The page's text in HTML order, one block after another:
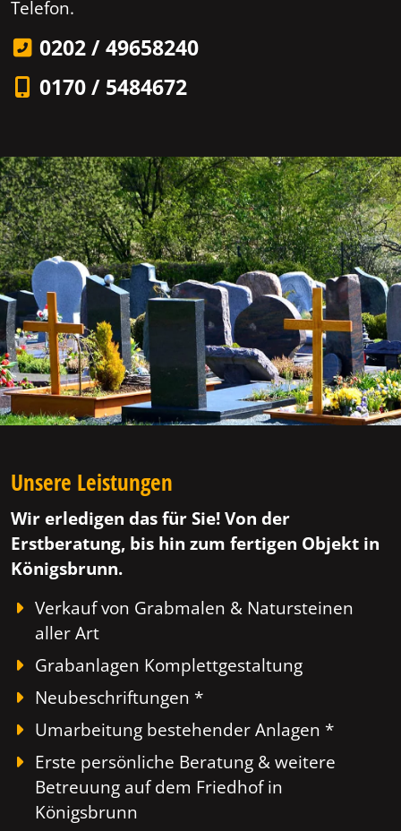
Telefon.
0202 / 49658240
0170 / 5484672
Unsere Leistungen
Wir erledigen das für Sie! Von der
Erstberatung, bis hin zum fertigen Objekt in
Königsbrunn.
Verkauf von Grabmalen & Natursteinen
aller Art
Grabanlagen Komplettgestaltung
Neubeschriftungen *
Umarbeitung bestehender Anlagen *
Erste persönliche Beratung & weitere
Betreuung auf dem Friedhof in
Königsbrunn